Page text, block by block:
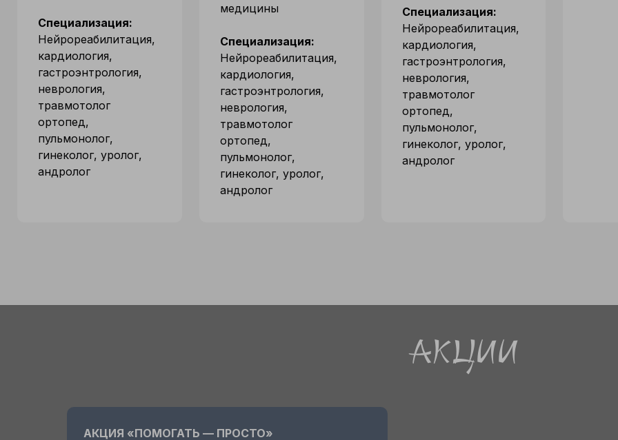
Специализация:
Нейрореабилитация,
кардиология,
гастроэнтрология,
неврология,
травмотолог
ортопед,
пульмонолог,
гинеколог, уролог,
андролог
медицины
Специализация:
Нейрореабилитация,
кардиология,
гастроэнтрология,
неврология,
травмотолог
ортопед,
пульмонолог,
гинеколог, уролог,
андролог
Специализация:
Нейрореабилитация,
кардиология,
гастроэнтрология,
неврология,
травмотолог
ортопед,
пульмонолог,
гинеколог, уролог,
андролог
АКЦИЯ «ПОМОГАТЬ — ПРОСТО»
Акции